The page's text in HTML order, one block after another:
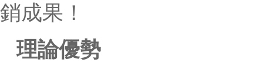
銷成果！
理論優勢